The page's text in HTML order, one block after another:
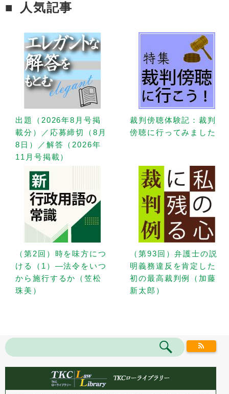
人気記事
出題（2026年8月号掲
載分）／応募締切（8月
8日）／解答（2026年
11月号掲載）
裁判傍聴体験記：裁判
傍聴に行ってみました
（第2回）時を味方につ
ける（1）—法令をいつ
から施行するか（笠松
珠美）
（第93回）弁護士の説
明義務違反を肯定した
初の最高裁判例（加藤
新太郎）